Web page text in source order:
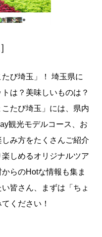
び埼玉」！ 埼玉県に
は？美味しいものは？
たび埼玉」には、県内
観光モデルコース、お
み方をたくさんご紹介
しめるオリジナルツア
らのHotな情報も集ま
皆さん、まずは「ちょ
ください！